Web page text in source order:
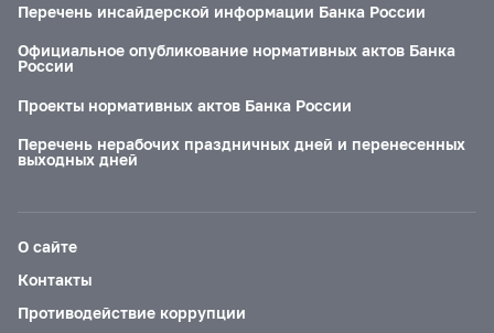
Перечень инсайдерской информации Банка России
Официальное опубликование нормативных актов Банка
России
Проекты нормативных актов Банка России
Перечень нерабочих праздничных дней и перенесенных
выходных дней
О сайте
Контакты
Противодействие коррупции